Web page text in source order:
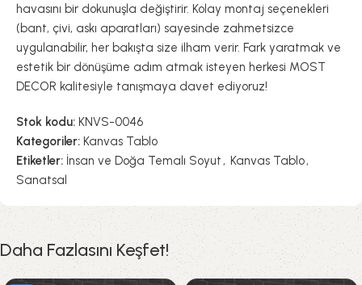
havasını bir dokunuşla değiştirir. Kolay montaj seçenekleri
(bant, çivi, askı aparatları) sayesinde zahmetsizce
uygulanabilir, her bakışta size ilham verir. Fark yaratmak ve
estetik bir dönüşüme adım atmak isteyen herkesi MOST
DECOR kalitesiyle tanışmaya davet ediyoruz!
Stok kodu: KNVS-0046
Kategoriler: Kanvas Tablo
Etiketler: İnsan ve Doğa Temalı Soyut, Kanvas Tablo,
Sanatsal
Daha Fazlasını Keşfet!